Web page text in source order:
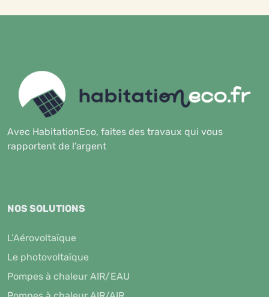
Avec HabitationEco, faites des travaux qui vous
rapportent de l'argent
NOS SOLUTIONS
L’Aérovoltaïque
Le photovoltaïque
Pompes à chaleur AIR/EAU